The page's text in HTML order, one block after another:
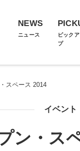
NEWS
ニュース
ピック
プ
スペース 2014
イベント
ン・ス